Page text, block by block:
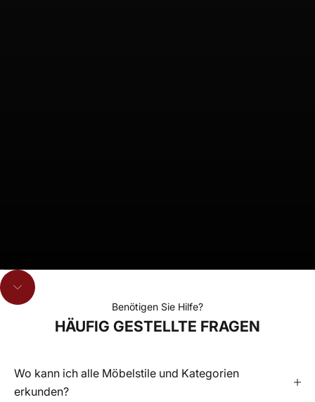
Gehe zu Element 1
Gehe zu Element 2
Gehe zu Element 3
Navigieren Sie zum nächsten Abschnitt
Benötigen Sie Hilfe?
HÄUFIG GESTELLTE FRAGEN
Wo kann ich alle Möbelstile und Kategorien
erkunden?